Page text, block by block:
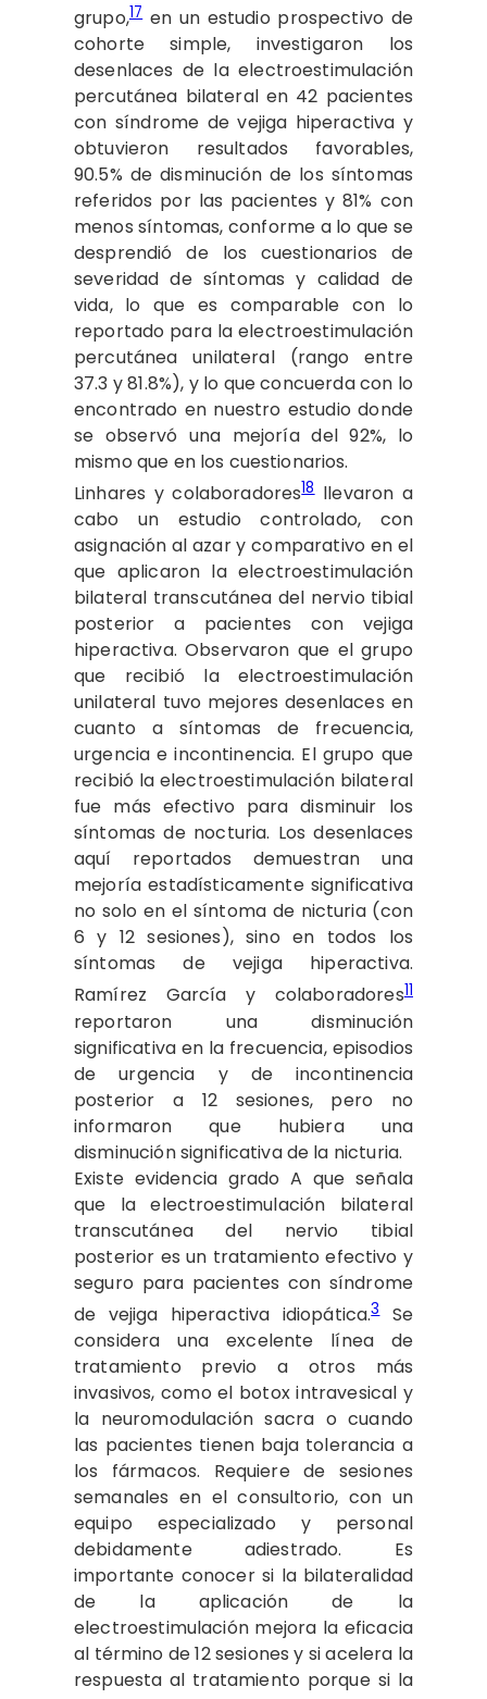
grupo,17 en un estudio prospectivo de
cohorte simple, investigaron los
desenlaces de la electroestimulación
percutánea bilateral en 42 pacientes
con síndrome de vejiga hiperactiva y
obtuvieron resultados favorables,
90.5% de disminución de los síntomas
referidos por las pacientes y 81% con
menos síntomas, conforme a lo que se
desprendió de los cuestionarios de
severidad de síntomas y calidad de
vida, lo que es comparable con lo
reportado para la electroestimulación
percutánea unilateral (rango entre
37.3 y 81.8%), y lo que concuerda con lo
encontrado en nuestro estudio donde
se observó una mejoría del 92%, lo
mismo que en los cuestionarios.
Linhares y colaboradores18llevaron a
cabo un estudio controlado, con
asignación al azar y comparativo en el
que aplicaron la electroestimulación
bilateral transcutánea del nervio tibial
posterior a pacientes con vejiga
hiperactiva. Observaron que el grupo
que recibió la electroestimulación
unilateral tuvo mejores desenlaces en
cuanto a síntomas de frecuencia,
urgencia e incontinencia. El grupo que
recibió la electroestimulación bilateral
fue más efectivo para disminuir los
síntomas de nocturia. Los desenlaces
aquí reportados demuestran una
mejoría estadísticamente significativa
no solo en el síntoma de nicturia (con
6 y 12 sesiones), sino en todos los
síntomas de vejiga hiperactiva.
Ramírez García y colaboradores11
reportaron una disminución
significativa en la frecuencia, episodios
de urgencia y de incontinencia
posterior a 12 sesiones, pero no
informaron que hubiera una
disminución significativa de la nicturia.
Existe evidencia grado A que señala
que la electroestimulación bilateral
transcutánea del nervio tibial
posterior es un tratamiento efectivo y
seguro para pacientes con síndrome
de vejiga hiperactiva idiopática.3Se
considera una excelente línea de
tratamiento previo a otros más
invasivos, como el botox intravesical y
la neuromodulación sacra o cuando
las pacientes tienen baja tolerancia a
los fármacos. Requiere de sesiones
semanales en el consultorio, con un
equipo especializado y personal
debidamente adiestrado. Es
importante conocer si la bilateralidad
de la aplicación de la
electroestimulación mejora la eficacia
al término de 12 sesiones y si acelera la
respuesta al tratamiento porque si la